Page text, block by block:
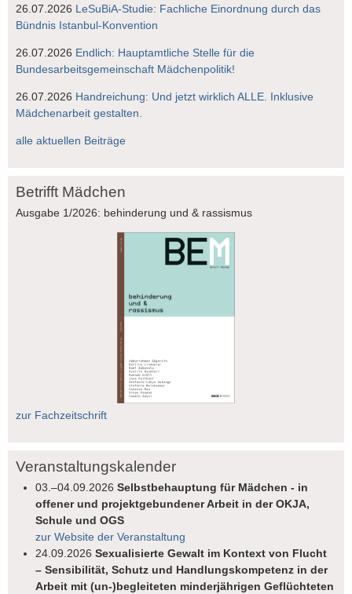
26.07.2026 LeSuBiA-Studie: Fachliche Einordnung durch das
Bündnis Istanbul-Konvention
26.07.2026 Endlich: Hauptamtliche Stelle für die
Bundesarbeitsgemeinschaft Mädchenpolitik!
26.07.2026 Handreichung: Und jetzt wirklich ALLE. Inklusive
Mädchenarbeit gestalten.
alle aktuellen Beiträge
Betrifft Mädchen
Ausgabe 1/2026: behinderung und & rassismus
zur Fachzeitschrift
Veranstaltungskalender
03.–04.09.2026Selbstbehauptung für Mädchen - in
offener und projektgebundener Arbeit in der OKJA,
Schule und OGS
zur Website der Veranstaltung
24.09.2026Sexualisierte Gewalt im Kontext von Flucht
– Sensibilität, Schutz und Handlungskompetenz in der
Arbeit mit (un-)begleiteten minderjährigen Geflüchteten